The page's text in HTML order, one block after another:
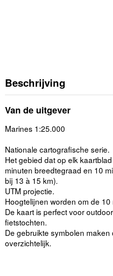
Beschrijving
Van de uitgever
Marines 1:25.000
Nationale cartografische serie.
Het gebied dat op elk
minuten breedtegraad en 10
bij 13 à 15 km).
UTM projectie.
Hoogtelijnen worden om de
De kaart is perfect voor
fietstochten.
De gebruikte symbolen
overzichtelijk.